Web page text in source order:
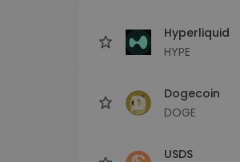
Hyperliquid
HYPE
Dogecoin
DOGE
USDS